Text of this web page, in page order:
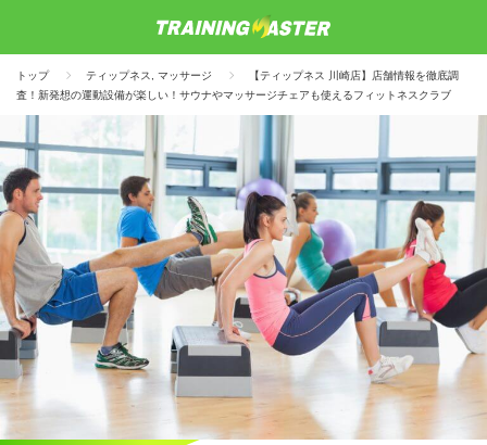
トップ ティップネス マッサージ
【ティップネス 川崎店】店舗情報を徹底調
査！新発想の運動設備が楽しい！サウナやマッサージチェアも使えるフィットネスクラブ